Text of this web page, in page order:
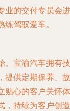
业的交付专员会进
驾驭爱车。
。宝渝汽车拥有技
提供定期保养、故
贴心的客户关怀体
，持续为客户创造